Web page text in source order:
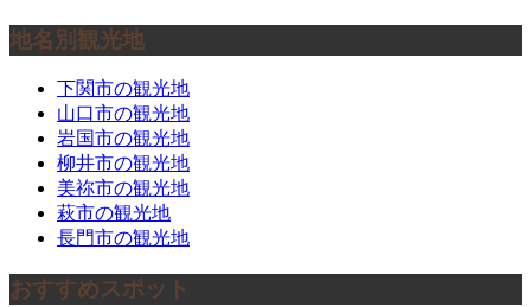
地名別観光地
下関市の観光地
山口市の観光地
岩国市の観光地
柳井市の観光地
美祢市の観光地
萩市の観光地
長門市の観光地
おすすめスポット